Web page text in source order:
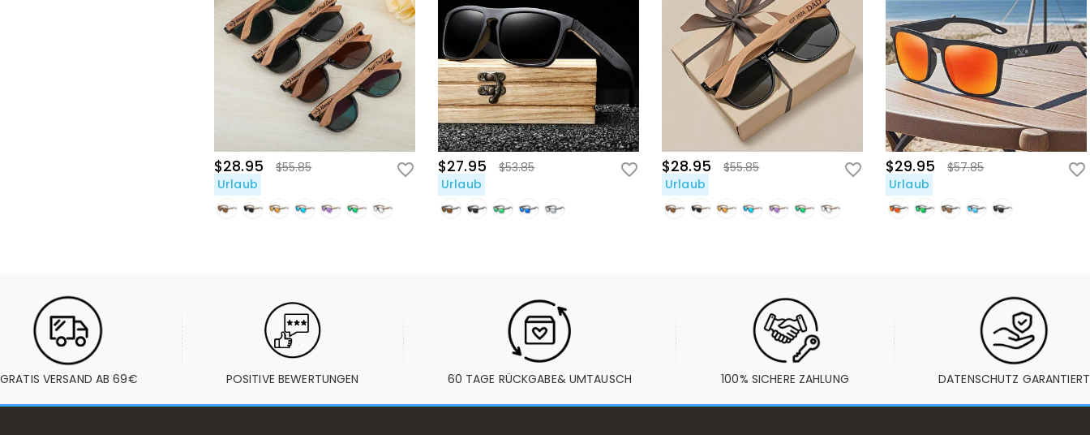
$28.95
$55.85
Urlaub
$27.95
$53.85
Urlaub
$28.95
$55.85
Urlaub
$29.95
$57.85
Urlaub
GRATIS VERSAND AB 69€ POSITIVE BEWERTUNGEN 60 TAGE RÜCKGABE& UMTAUSCH 100% SICHERE ZAHLUNG DATENSCHUTZ GARANTIERT